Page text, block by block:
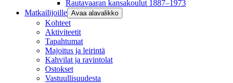
Rautavaaran kansakoulut 1887–1973
Matkailijoille Avaa alavalikko
Kohteet
Aktiviteetit
Tapahtumat
Majoitus ja leirintä
Kahvilat ja ravintolat
Ostokset
Vastuullisuudesta